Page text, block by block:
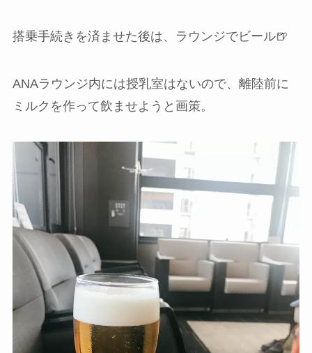
搭乗手続きを済ませた後は、ラウンジでビール🍺
ANAラウンジ内には授乳室はないので、離陸前に
ミルクを作って飲ませようと画策。